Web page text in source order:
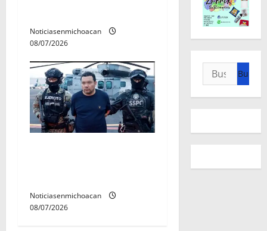
Noticiasenmichoacan
08/07/2026
Noticiasenmichoacan
08/07/2026
Buscar: